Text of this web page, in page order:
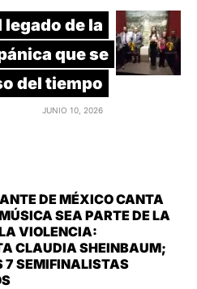
de la
que se
del tiempo
JUNIO 10, 2026
DE MÉXICO CANTA
SEA PARTE DE LA
VIOLENCIA:
CLAUDIA SHEINBAUM;
7 SEMIFINALISTAS